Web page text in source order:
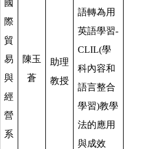
國
際
貿
易
與
經
營
系
陳玉
蒼
助理
教授
語轉為用
英語學習-
CLIL(學
科內容和
語言整合
學習)教學
法的應用
與成效